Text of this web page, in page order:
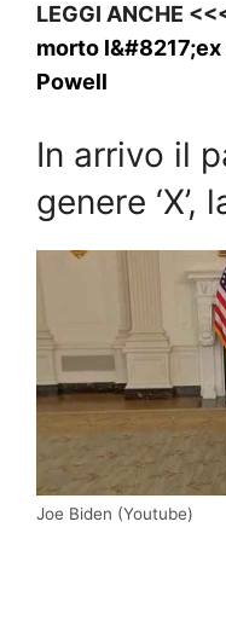
LEGGI ANCHE
morto
Powell
In arrivo il
genere
Joe Biden (Youtube)